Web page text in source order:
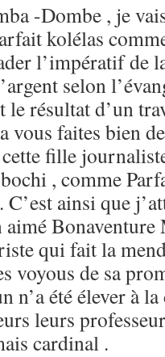
-Dombe , je
kolélas
l’impératif de
selon
le résultat d’un
vous faites bien
fille
, comme
ainsi que
Bonaventure
qui fait la
voyous de sa
n’a été élever à
leurs
cardinal .